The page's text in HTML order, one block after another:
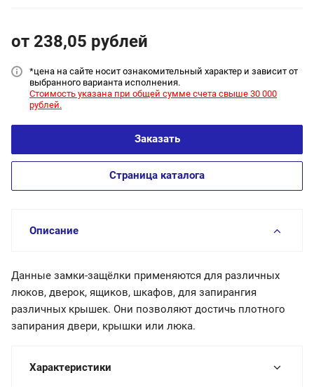
от 238,05 рублей
*цена на сайте носит ознакомительный характер и зависит от
выбранного варианта исполнения.
Стоимость указана при общей сумме счета свыше 30 000
рублей.
Заказать
Страница каталога
Описание
Данные замки-защёлки применяются для различных
люков, дверок, ящиков, шкафов, для запирангия
различных крышек. Они позволяют достичь плотного
запирания двери, крышки или люка.
Характеристики